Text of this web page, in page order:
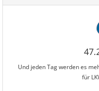
Und jeden Tag werden es
für